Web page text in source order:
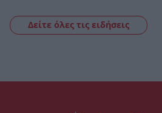
Δείτε όλες τις ειδήσεις